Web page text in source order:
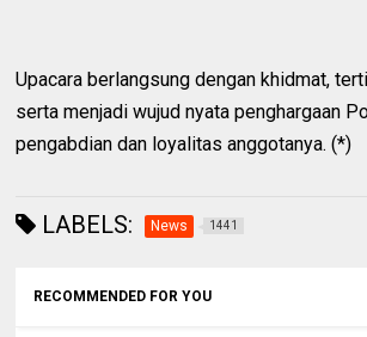
Upacara berlangsung dengan khidmat,
serta menjadi wujud nyata penghargaan
pengabdian dan loyalitas anggotanya. (*)
LABELS: News 1441
RECOMMENDED FOR YOU